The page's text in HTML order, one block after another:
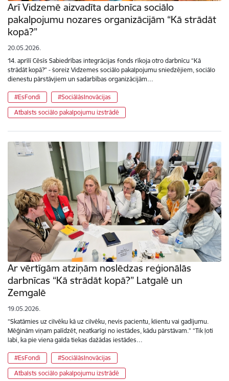
Arī Vidzemē aizvadīta darbnīca sociālo
pakalpojumu nozares organizācijām “Kā strādāt
kopā?”
20.05.2026.
14. aprīlī Cēsīs Sabiedrības integrācijas fonds rīkoja otro darbnīcu “Kā
strādāt kopā?” - šoreiz Vidzemes sociālo pakalpojumu sniedzējiem, sociālo
dienestu pārstāvjiem un sadarbības organizācijām…
#EsFondi
#SociālāsInovācijas
Atbalsts sociālo pakalpojumu izstrādē
Ar vērtīgām atziņām noslēdzas reģionālās
darbnīcas “Kā strādāt kopā?” Latgalē un
Zemgalē
19.05.2026.
“Skatāmies uz cilvēku kā uz cilvēku, nevis pacientu, klientu vai gadījumu.
Mēģinām viņam palīdzēt, neatkarīgi no iestādes, kādu pārstāvam.” “Tik ļoti
labi, ka pie viena galda tiekas dažādas iestādes…
#EsFondi
#SociālāsInovācijas
Atbalsts sociālo pakalpojumu izstrādē